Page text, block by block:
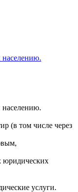
(в том числе через
юридических
услуги.